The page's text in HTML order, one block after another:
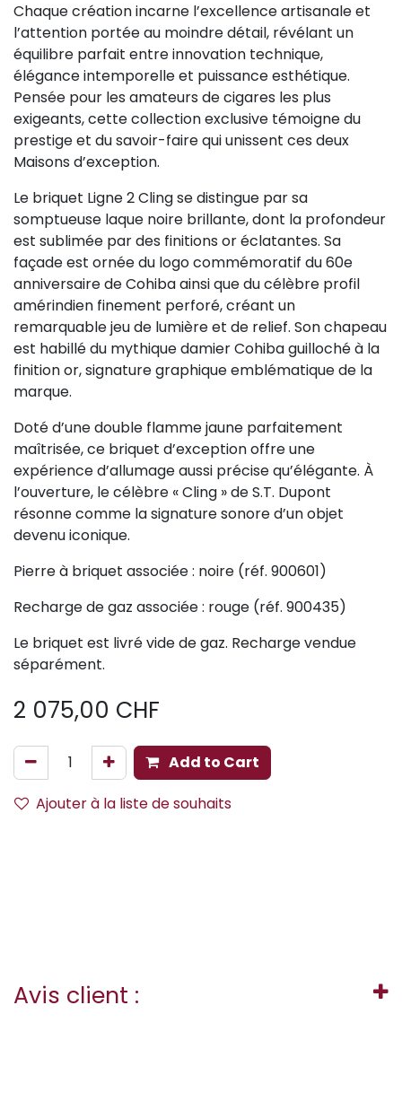
Chaque création incarne l’excellence artisanale et
l’attention portée au moindre détail, révélant un
équilibre parfait entre innovation technique,
élégance intemporelle et puissance esthétique.
Pensée pour les amateurs de cigares les plus
exigeants, cette collection exclusive témoigne du
prestige et du savoir-faire qui unissent ces deux
Maisons d’exception.
Le briquet Ligne 2 Cling se distingue par sa
somptueuse laque noire brillante, dont la profondeur
est sublimée par des finitions or éclatantes. Sa
façade est ornée du logo commémoratif du 60e
anniversaire de Cohiba ainsi que du célèbre profil
amérindien finement perforé, créant un
remarquable jeu de lumière et de relief. Son chapeau
est habillé du mythique damier Cohiba guilloché à la
finition or, signature graphique emblématique de la
marque.
Doté d’une double flamme jaune parfaitement
maîtrisée, ce briquet d’exception offre une
expérience d’allumage aussi précise qu’élégante. À
l’ouverture, le célèbre « Cling » de S.T. Dupont
résonne comme la signature sonore d’un objet
devenu iconique.
Pierre à briquet associée : noire (réf. 900601)
Recharge de gaz associée : rouge (réf. 900435)
Le briquet est livré vide de gaz. Recharge vendue
séparément.
2 075,00 CHF
Add to Cart
Ajouter à la liste de souhaits
Avis client :